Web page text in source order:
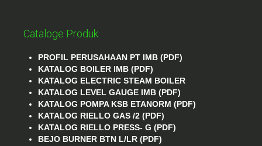
Cataloge Produk
PROFIL PERUSAHAAN PT IMB (PDF)
KATALOG BOILER IMB (PDF)
KATALOG ELECTRIC STEAM BOILER
KATALOG LEVEL GAUGE IMB (PDF)
KATALOG POMPA KSB ETANORM (PDF)
KATALOG RIELLO GAS /2 (PDF)
KATALOG RIELLO PRESS- G (PDF)
BEJO BURNER BTN L/LR (PDF)